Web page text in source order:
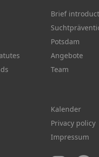
Brief
Potsdam
Angebote
Team
Kalender
Privacy policy
Impressum